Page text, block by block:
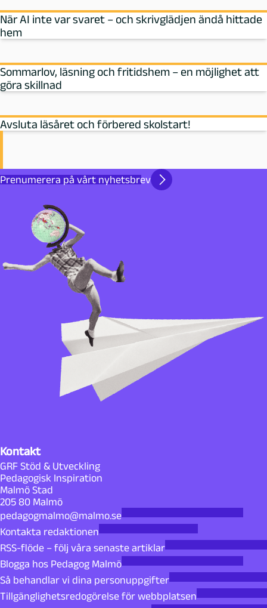
När AI inte var svaret – och skrivglädjen ändå hittade
hem
Sommarlov, läsning och fritidshem – en möjlighet att
göra skillnad
Avsluta läsåret och förbered skolstart!
Prenumerera på vårt nyhetsbrev
Kontakt
GRF Stöd & Utveckling
Pedagogisk Inspiration
Malmö Stad
205 80 Malmö
pedagogmalmo@malmo.se
Kontakta redaktionen
RSS-flöde – följ våra senaste artiklar
Blogga hos Pedagog Malmö
Så behandlar vi dina personuppgifter
Tillgänglighetsredogörelse för webbplatsen